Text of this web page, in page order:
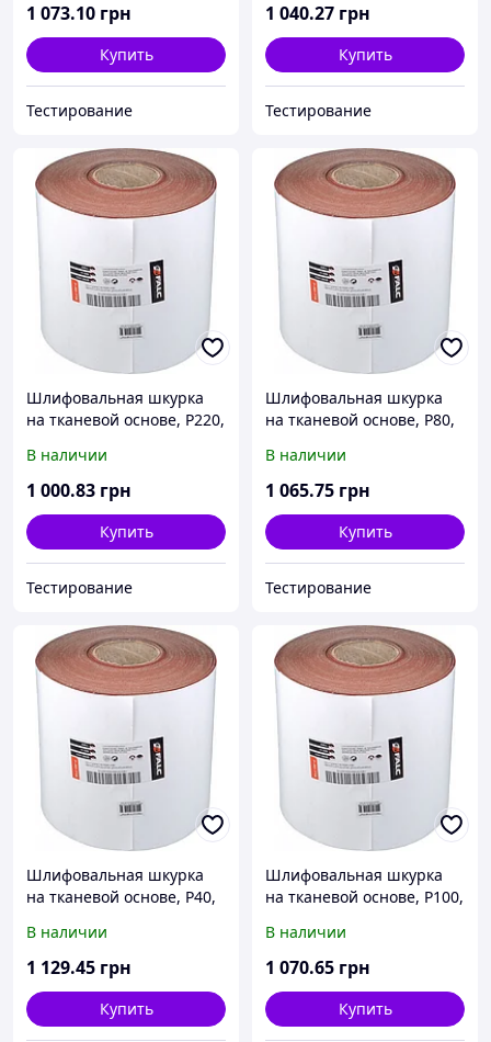
1 073.10 грн
Купить
Тестирование
1 040.27 грн
Купить
Тестирование
Шлифовальная шкурка
на тканевой основе, P220,
В наличии
1 000.83 грн
Купить
Тестирование
Шлифовальная шкурка
на тканевой основе, P80,
В наличии
1 065.75 грн
Купить
Тестирование
Шлифовальная шкурка
на тканевой основе, P40,
В наличии
1 129.45 грн
Купить
Шлифовальная шкурка
на тканевой основе, P100,
В наличии
1 070.65 грн
Купить